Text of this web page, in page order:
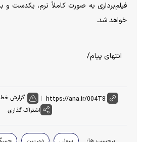
فیلم‌برداری به صورت کاملاً نرم، یکدست
خواهد شد.
انتهای پیام/
گزارش
اشتراک گذاری